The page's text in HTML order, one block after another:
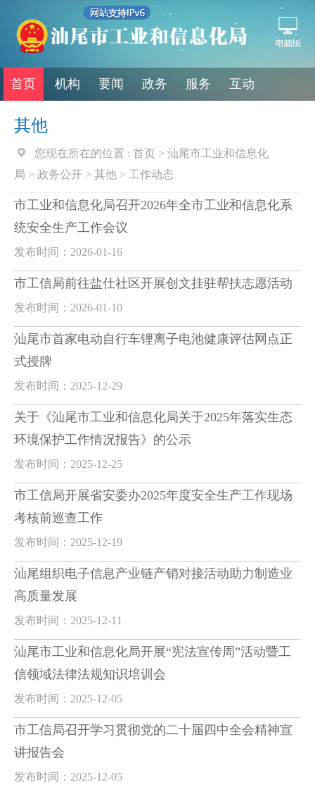
首页 机构 要闻 政务 服务 互动
其他
您现在所在的位置 : 首页 > 汕尾市工业和信息化
局 > 政务公开 > 其他 > 工作动态
市工业和信息化局召开2026年全市工业和信息化系
统安全生产工作会议
发布时间：2026-01-16
市工信局前往盐仕社区开展创文挂驻帮扶志愿活动
发布时间：2026-01-10
汕尾市首家电动自行车锂离子电池健康评估网点正
式授牌
发布时间：2025-12-29
关于《汕尾市工业和信息化局关于2025年落实生态
环境保护工作情况报告》的公示
发布时间：2025-12-25
市工信局开展省安委办2025年度安全生产工作现场
考核前巡查工作
发布时间：2025-12-19
汕尾组织电子信息产业链产销对接活动助力制造业
高质量发展
发布时间：2025-12-11
汕尾市工业和信息化局开展“宪法宣传周”活动暨工
信领域法律法规知识培训会
发布时间：2025-12-05
市工信局召开学习贯彻党的二十届四中全会精神宣
讲报告会
发布时间：2025-12-05